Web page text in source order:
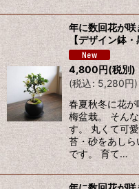
年に数回花が
【デザイン鉢
4,800円(税別)
(税込: 5,280円)
春夏秋冬に花
梅盆栽。 そん
す。 丸くて可
苔・砂をあし
です。 育て…